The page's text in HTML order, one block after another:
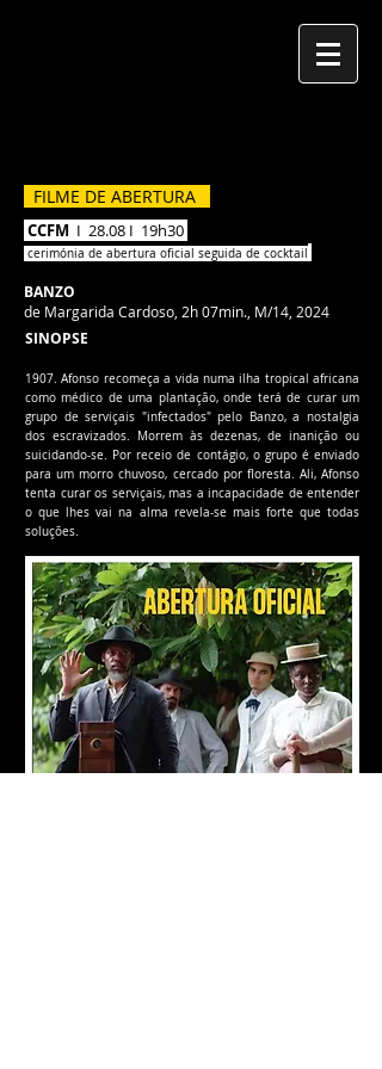
FILME DE ABERTURA
CCFM I 28.08 I 19h30
cerimónia de abertura oficial seguida de cocktail
BANZO
de Margarida Cardoso 2h 07min., M/14, 2024
SINOPSE
1907. Afonso recomeça a vida numa ilha tropical africana
como médico de uma plantação, onde terá de curar um
grupo de serviçais "infectados" pelo Banzo, a nostalgia
dos escravizados. Morrem às dezenas, de inanição ou
suicidando-se. Por receio de contágio, o grupo é enviado
para um morro chuvoso, cercado por floresta. Ali, Afonso
tenta curar os serviçais, mas a incapacidade de entender
o que lhes vai na alma revela-se mais forte que todas
soluções.